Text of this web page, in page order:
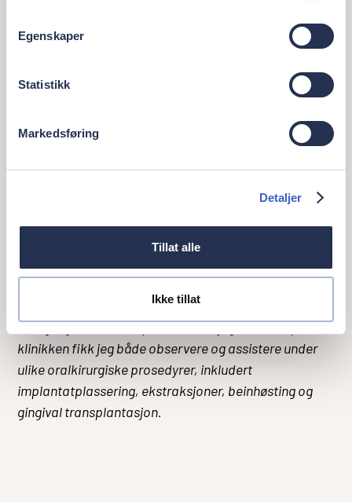
Egenskaper
Statistikk
Markedsføring
Detaljer
Tillat alle
Ikke tillat
kollegaer stod i fokus når man tok i mot pasienter. Jeg
gruppe med fagfolk å samarbeide med, som hos Oris
kirurgi og oral medisin.
– Under hospiteringen hadde jeg spesielt fokus på oral
kirurgi og medisin. I løpet av ukene jeg tilbrakte på
klinikken fikk jeg både observere og assistere under
ulike oralkirurgiske prosedyrer, inkludert
implantatplassering, ekstraksjoner, beinhøsting og
gingival transplantasjon.